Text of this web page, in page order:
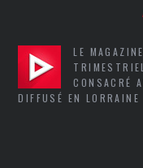
LE
CONSACRÉ
DIFFUSÉ EN LORRAINE